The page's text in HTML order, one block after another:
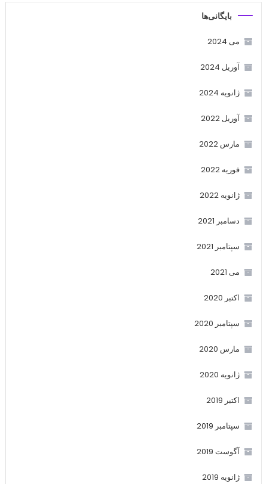
بایگانی‌ها
می 2024
آوریل 2024
ژانویه 2024
آوریل 2022
مارس 2022
فوریه 2022
ژانویه 2022
دسامبر 2021
سپتامبر 2021
می 2021
اکتبر 2020
سپتامبر 2020
مارس 2020
ژانویه 2020
اکتبر 2019
سپتامبر 2019
آگوست 2019
ژانویه 2019